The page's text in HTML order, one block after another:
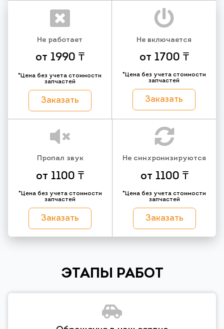
Не работает
от 1990 ₸
*Цена без учета стоимости
запчастей
Заказать
Не включается
от 1700 ₸
*Цена без учета стоимости
запчастей
Заказать
Пропал звук
от 1100 ₸
*Цена без учета стоимости
запчастей
Заказать
Не синхронизируются
от 1100 ₸
*Цена без учета стоимости
запчастей
Заказать
ЭТАПЫ РАБОТ